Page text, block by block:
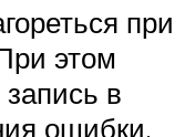
при
этом
в
ошибки,